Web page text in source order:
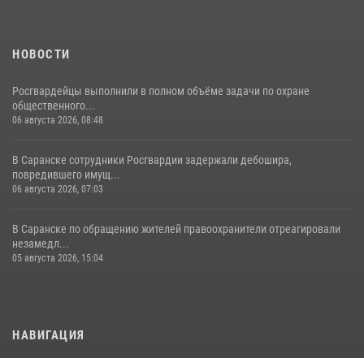
НОВОСТИ
Росгвардейцы выполнили в полном объёме задачи по охране
общественного...
06 августа 2026, 08:48
В Саранске сотрудники Росгвардии задержали дебошира,
повредившего имущ...
06 августа 2026, 07:03
В Саранске по обращению жителей правоохранители отреагировали
незамедл...
05 августа 2026, 15:04
НАВИГАЦИЯ